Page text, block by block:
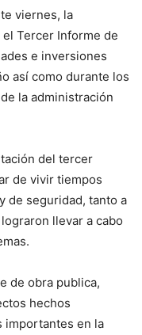
viernes, la
Tercer Informe de
e inversiones
así como durante los
la administración
del tercer
de vivir tiempos
de seguridad, tanto a
llevar a cabo
de obra publica,
hechos
importantes en la